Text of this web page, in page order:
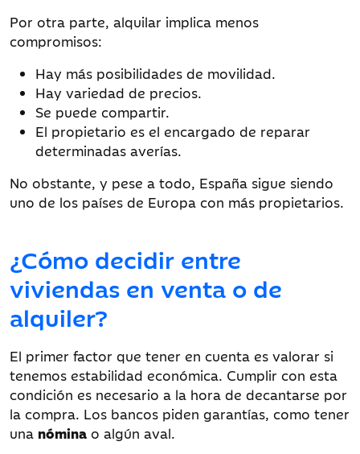
Por otra parte, alquilar implica menos
compromisos:
Hay más posibilidades de movilidad.
Hay variedad de precios.
Se puede compartir.
El propietario es el encargado de reparar
determinadas averías.
No obstante, y pese a todo, España sigue siendo
uno de los países de Europa con más propietarios.
¿Cómo decidir entre
viviendas en venta o de
alquiler?
El primer factor que tener en cuenta es valorar si
tenemos estabilidad económica. Cumplir con esta
condición es necesario a la hora de decantarse por
la compra. Los bancos piden garantías, como tener
una nómina o algún aval.